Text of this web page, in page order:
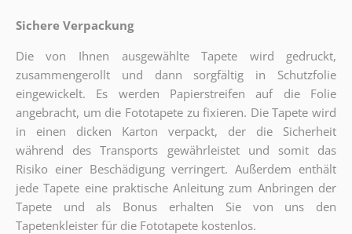
Sichere Verpackung
Die von Ihnen ausgewählte Tapete wird gedruckt,
zusammengerollt und dann sorgfältig in Schutzfolie
eingewickelt. Es werden Papierstreifen auf die Folie
angebracht, um die Fototapete zu fixieren. Die Tapete wird
in einen dicken Karton verpackt, der die Sicherheit
während des Transports gewährleistet und somit das
Risiko einer Beschädigung verringert. Außerdem enthält
jede Tapete eine praktische Anleitung zum Anbringen der
Tapete und als Bonus erhalten Sie von uns den
Tapetenkleister für die Fototapete kostenlos.